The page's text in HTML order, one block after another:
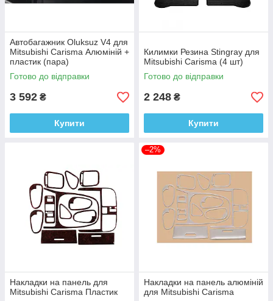
Автобагажник Oluksuz V4 для
Mitsubishi Carisma Алюміній +
пластик (пара)
Готово до відправки
3 592 ₴
Купити
Килимки Резина Stingray для
Mitsubishi Carisma (4 шт)
Готово до відправки
2 248 ₴
Купити
Накладки на панель для
Mitsubishi Carisma Пластик
–2%
Накладки на панель алюміній
для Mitsubishi Carisma